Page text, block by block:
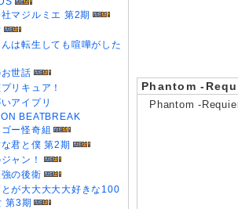
マジルミエ 第2期
は転生しても喧嘩がした
世話
リキュア！
アイプリ
BEATBREAK
ー怪奇組
君と僕 第2期
ャン！
の後衛
が大大大大大好きな100
第3期
Phantom -
Phantom -